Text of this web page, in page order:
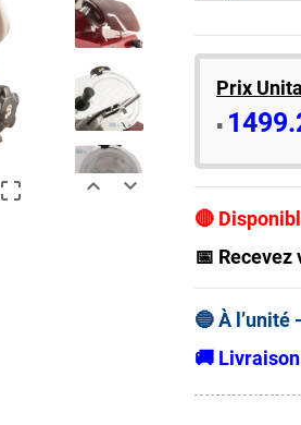
  
Prix
​▪️​
🔴
📅
🔵 À l’unité
🚚